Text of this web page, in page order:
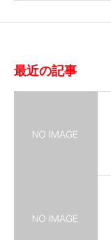
最近の記事